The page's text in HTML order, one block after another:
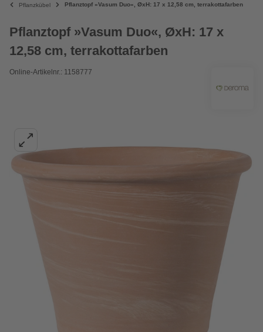
Pflanzkübel Pflanztopf »Vasum Duo«, ØxH: 17 x 12,58 cm, terrakottafarben
Pflanztopf »Vasum Duo«, ØxH: 17 x
12,58 cm, terrakottafarben
Online-Artikelnr.: 1158777